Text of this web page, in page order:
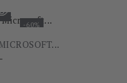
-60%
-